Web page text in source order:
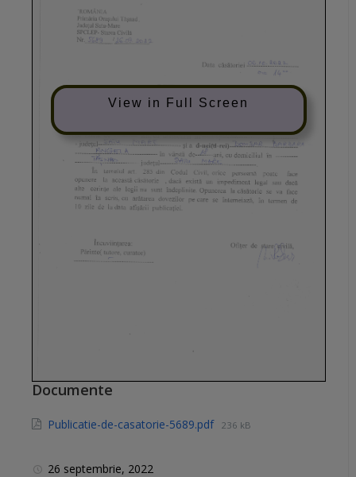
View in Full Screen
Documente
Publicatie-de-casatorie-5689.pdf 236 kB
26 septembrie, 2022